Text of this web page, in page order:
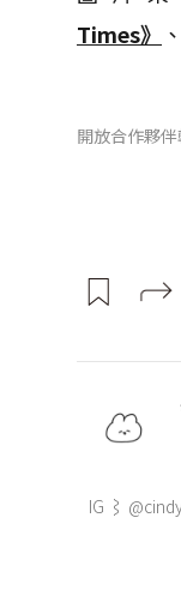
Times》
開放合作夥
IG ⌇